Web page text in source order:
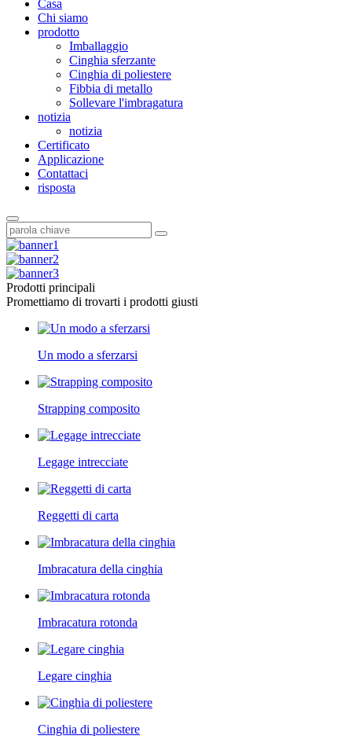
Casa
Chi siamo
prodotto
Imballaggio
Cinghia sferzante
Cinghia di poliestere
Fibbia di metallo
Sollevare l'imbragatura
notizia
notizia
Certificato
Applicazione
Contattaci
risposta
Prodotti principali
Promettiamo di trovarti i prodotti giusti
Un modo a sferzarsi
Strapping composito
Legage intrecciate
Reggetti di carta
Imbracatura della cinghia
Imbracatura rotonda
Legare cinghia
Cinghia di poliestere